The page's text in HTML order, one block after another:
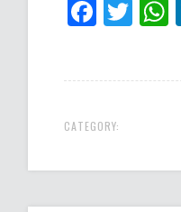
CATEGORY: